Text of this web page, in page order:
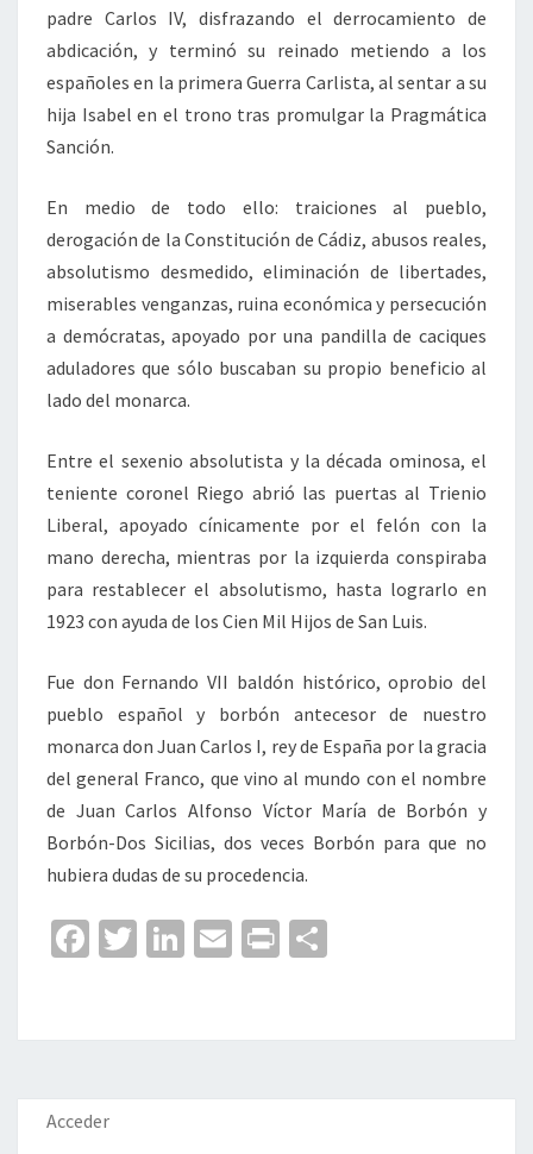
padre Carlos IV, disfrazando el derrocamiento de
abdicación, y terminó su reinado metiendo a los
españoles en la primera Guerra Carlista, al sentar a su
hija Isabel en el trono tras promulgar la Pragmática
Sanción.
En medio de todo ello: traiciones al pueblo,
derogación de la Constitución de Cádiz, abusos reales,
absolutismo desmedido, eliminación de libertades,
miserables venganzas, ruina económica y persecución
a demócratas, apoyado por una pandilla de caciques
aduladores que sólo buscaban su propio beneficio al
lado del monarca.
Entre el sexenio absolutista y la década ominosa, el
teniente coronel Riego abrió las puertas al Trienio
Liberal, apoyado cínicamente por el felón con la
mano derecha, mientras por la izquierda conspiraba
para restablecer el absolutismo, hasta lograrlo en
1923 con ayuda de los Cien Mil Hijos de San Luis.
Fue don Fernando VII baldón histórico, oprobio del
pueblo español y borbón antecesor de nuestro
monarca don Juan Carlos I, rey de España por la gracia
del general Franco, que vino al mundo con el nombre
de Juan Carlos Alfonso Víctor María de Borbón y
Borbón-Dos Sicilias, dos veces Borbón para que no
hubiera dudas de su procedencia.
Fa
o
o
k
T
er
Li
dI
n
E
l
Pr
p
ar
Acceder